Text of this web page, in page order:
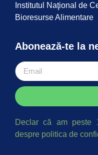
Institutul Naţional de
Bioresurse Alimentare
Abonează-te la
Declar că am peste
despre politica de